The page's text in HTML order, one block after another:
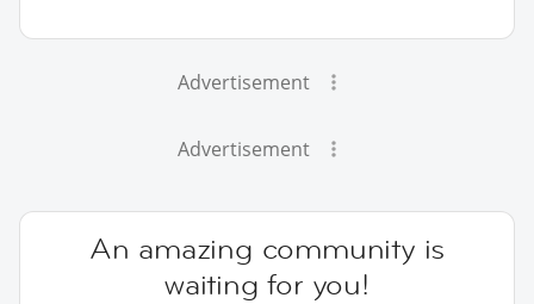
Advertisement
Advertisement
An amazing community is
waiting for you!